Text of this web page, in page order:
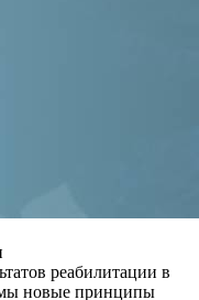
реабилитации в
новые принципы